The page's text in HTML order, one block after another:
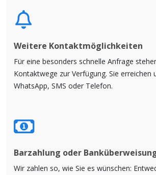
Weitere Kontaktmöglichkeiten
Für eine besonders schnelle Anfrage
Kontaktwege zur Verfügung. Sie erreichen
WhatsApp, SMS oder Telefon.
Barzahlung oder
Wir zahlen so, wie Sie es wünschen: